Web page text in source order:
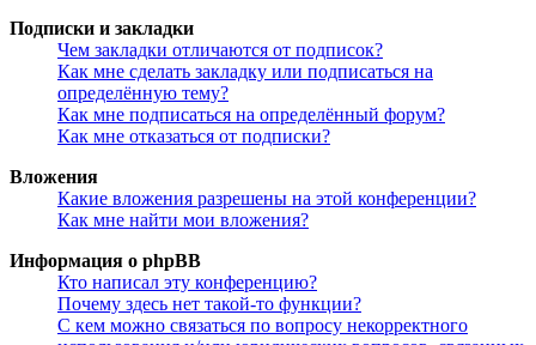
Подписки и закладки
Чем закладки отличаются от подписок?
Как мне сделать закладку или подписаться на
определённую тему?
Как мне подписаться на определённый форум?
Как мне отказаться от подписки?
Вложения
Какие вложения разрешены на этой конференции?
Как мне найти мои вложения?
Информация о phpBB
Кто написал эту конференцию?
Почему здесь нет такой-то функции?
С кем можно связаться по вопросу некорректного